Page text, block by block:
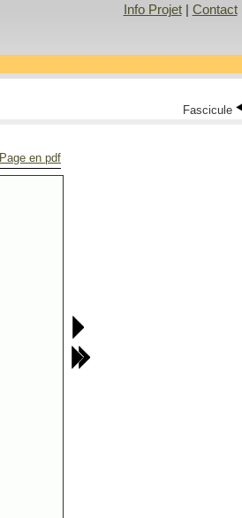
Info Projet| Contact|
Fascicule
Page en pdf